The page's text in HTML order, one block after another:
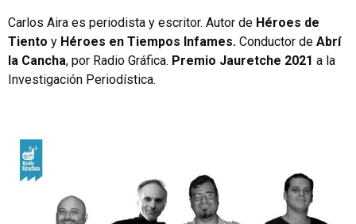
Carlos Aira es periodista y escritor. Autor de Héroes de
Tiento y Héroes en Tiempos Infames. Conductor de Abrí
la Cancha, por Radio Gráfica. Premio Jauretche 2021 a la
Investigación Periodística.